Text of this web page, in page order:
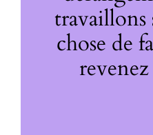
travaillons
chose de